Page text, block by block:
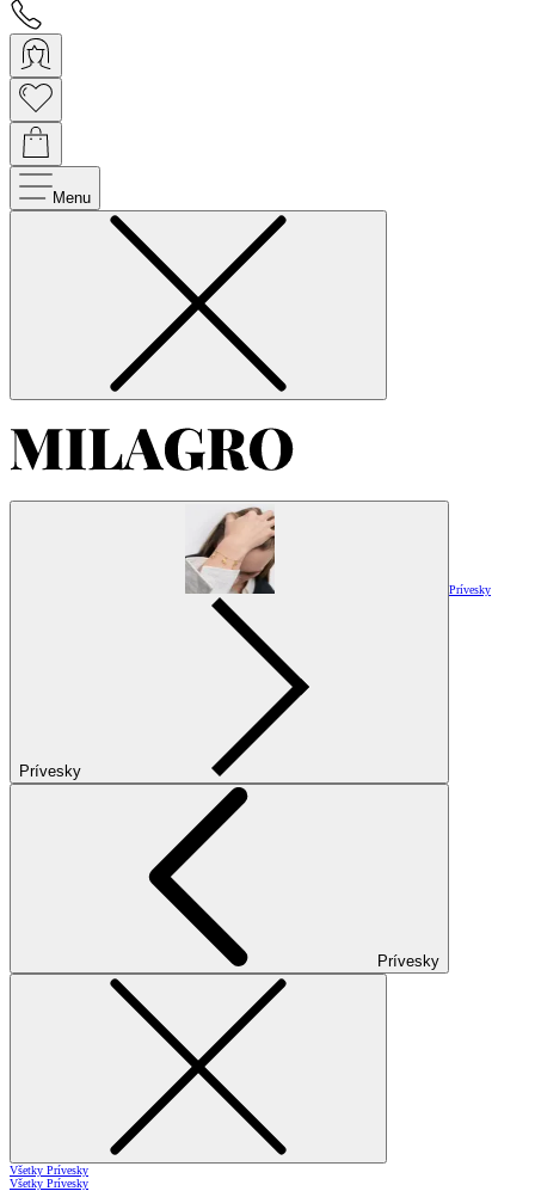
Menu
Prívesky
Prívesky
Prívesky
Všetky Prívesky
Všetky Prívesky